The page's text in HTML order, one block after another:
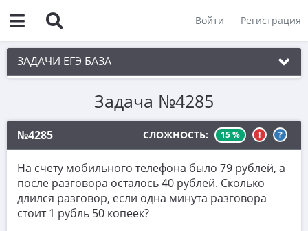
Войти Регистрация
ЗАДАЧИ ЕГЭ БАЗА
1. Простые текстовые задачи
2. Величины и значения
3. Графики, диаграммы, таблицы
4. Вычисления по формуле
5. Теория вероятностей
6. Выбор подходящих вариантов
Задача №4285
№4285 СЛОЖНОСТЬ: 15 % ! ?
На счету мобильного телефона было 79 рублей, а
после разговора осталось 40 рублей. Сколько
длился разговор, если одна минута разговора
стоит 1 рубль 50 копеек?